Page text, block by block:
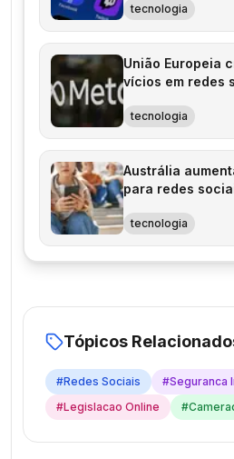
tecnologia
União Europeia
vícios em redes
tecnologia
Austrália
para redes
tecnologia
Tópicos
#Redes Sociais #Seguranca
#Legislacao Online #